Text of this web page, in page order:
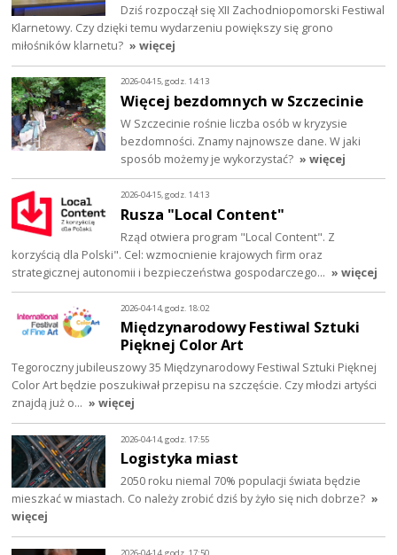
Dziś rozpoczął się XII Zachodniopomorski Festiwal
Klarnetowy. Czy dzięki temu wydarzeniu powiększy się grono
miłośników klarnetu? » więcej
2026-04-15, godz. 14:13
Więcej bezdomnych w Szczecinie
W Szczecinie rośnie liczba osób w kryzysie
bezdomności. Znamy najnowsze dane. W jaki
sposób możemy je wykorzystać? » więcej
2026-04-15, godz. 14:13
Rusza "Local Content"
Rząd otwiera program "Local Content". Z
korzyścią dla Polski". Cel: wzmocnienie krajowych firm oraz
strategicznej autonomii i bezpieczeństwa gospodarczego… » więcej
2026-04-14, godz. 18:02
Międzynarodowy Festiwal Sztuki
Pięknej Color Art
Tegoroczny jubileuszowy 35 Międzynarodowy Festiwal Sztuki Pięknej
Color Art będzie poszukiwał przepisu na szczęście. Czy młodzi artyści
znajdą już o… » więcej
2026-04-14, godz. 17:55
Logistyka miast
2050 roku niemal 70% populacji świata będzie
mieszkać w miastach. Co należy zrobić dziś by żyło się nich dobrze? »
więcej
2026-04-14, godz. 17:50